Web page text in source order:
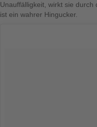
Unauffälligkeit, wirkt sie
ist ein wahrer Hingucker.